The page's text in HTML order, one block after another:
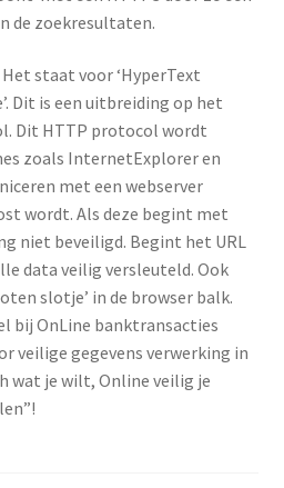
de zoekresultaten.
staat voor ‘HyperText
Dit is een uitbreiding op het
Dit HTTP protocol wordt
zoals InternetExplorer en
met een webserver
wordt. Als deze begint met
niet beveiligd. Begint het URL
data veilig versleuteld. Ook
slotje’ in de browser balk.
bij OnLine banktransacties
veilige gegevens verwerking in
wat je wilt, Online veilig je